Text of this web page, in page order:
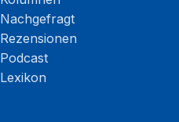
Nachgefragt
Rezensionen
Podcast
Lexikon